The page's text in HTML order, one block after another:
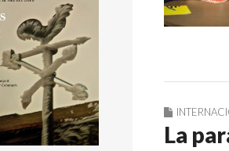
La